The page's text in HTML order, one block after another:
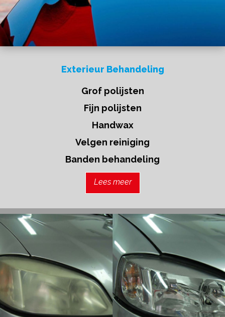
Exterieur Behandeling
Grof polijsten
Fijn polijsten
Handwax
Velgen reiniging
Banden behandeling
Lees meer